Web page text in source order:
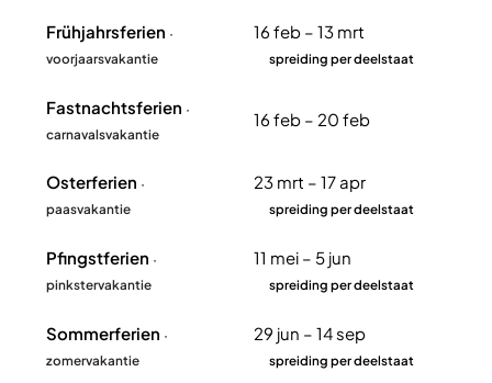
Frühjahrsferien ·
voorjaarsvakantie
16 feb – 13 mrt
spreiding per deelstaat
Fastnachtsferien ·
carnavalsvakantie
16 feb – 20 feb
Osterferien ·
paasvakantie
23 mrt – 17 apr
spreiding per deelstaat
Pfingstferien ·
pinkstervakantie
11 mei – 5 jun
spreiding per deelstaat
Sommerferien ·
zomervakantie
29 jun – 14 sep
spreiding per deelstaat